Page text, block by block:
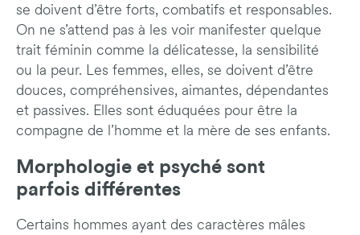
se doivent d’être forts, combatifs et responsables.
On ne s’attend pas à les voir manifester quelque
trait féminin comme la délicatesse, la sensibilité
ou la peur. Les femmes, elles, se doivent d’être
douces, compréhensives, aimantes, dépendantes
et passives. Elles sont éduquées pour être la
compagne de l’homme et la mère de ses enfants.
Morphologie et psyché sont
parfois différentes
Certains hommes ayant des caractères mâles